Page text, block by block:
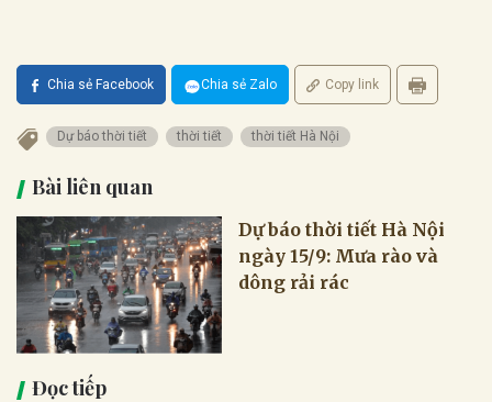
Chia sẻ Facebook Chia sẻ Zalo Copy link
Dự báo thời tiết thời tiết thời tiết Hà Nội
Bài liên quan
Dự báo thời tiết Hà Nội
ngày 15/9: Mưa rào và
dông rải rác
Đọc tiếp